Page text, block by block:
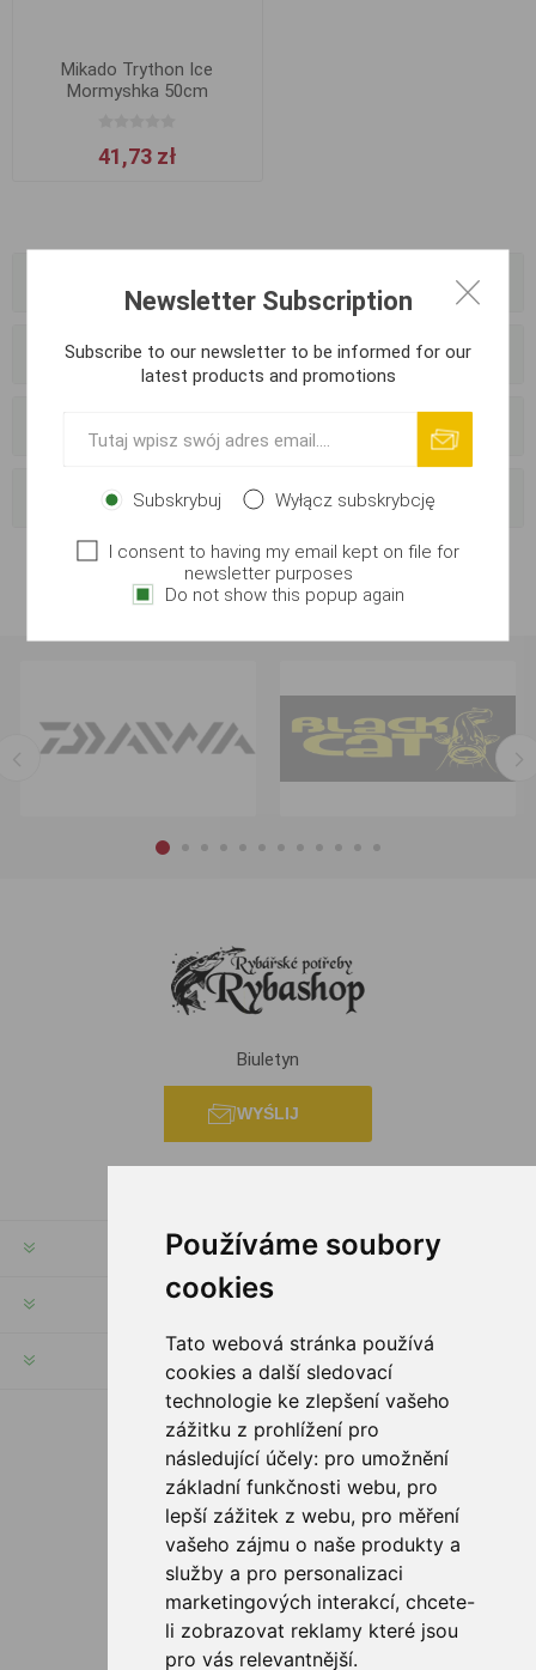
Používáme soubory
cookies
Tato webová stránka používá
cookies a další sledovací
technologie ke zlepšení vašeho
zážitku z prohlížení pro
následující účely: pro umožnění
základní funkčnosti webu, pro
lepší zážitek z webu, pro měření
vašeho zájmu o naše produkty a
služby a pro personalizaci
marketingových interakcí, chcete-
li zobrazovat reklamy které jsou
pro vás relevantnější.
Mikado Trython Ice
Mormyshka 50cm
41,73 zł
Producenci
Popularne znaczniki
Biuletyn
WYŚLIJ
INFORMACJE
MOJE KONTO
SERWIS KLIENTA
PODĄŻAJ ZA NAMI
OPCJE PŁATNOŚCI
Newsletter Subscription
Subscribe to our newsletter to be informed for our
latest products and promotions
Subskrybuj Wyłącz subskrybcję
I consent to having my email kept on file for
newsletter purposes
Do not show this popup again